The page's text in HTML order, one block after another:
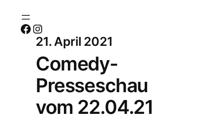
Facebook Instagram
21. April 2021
Comedy-
Presseschau
vom 22.04.21